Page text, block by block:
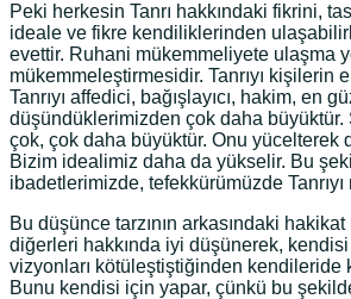
Peki herkesin Tanrı hakkındaki fikrini,
ideale ve fikre kendiliklerinden
evettir. Ruhani mükemmeliyete ulaşma
mükemmeleştirmesidir. Tanrıyı
Tanrıyı affedici, bağışlayıcı, hakim, en
düşündüklerimizden çok daha büyüktür.
çok, çok daha büyüktür. Onu yücelterek
Bizim idealimiz daha da yükselir. Bu
ibadetlerimizde, tefekkürümüzde
Bu düşünce tarzının arkasındaki
diğerleri hakkında iyi düşünerek,
vizyonları kötüleştiştiğinden kendileride
Bunu kendisi için yapar, çünkü bu